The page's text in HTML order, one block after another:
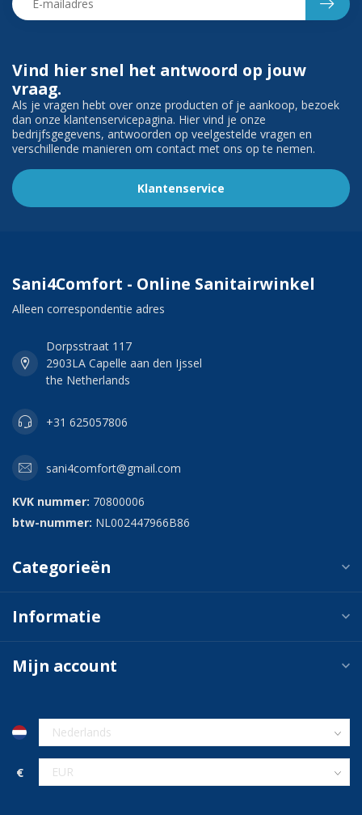
Vind hier snel het antwoord op jouw
vraag.
Als je vragen hebt over onze producten of je aankoop, bezoek
dan onze klantenservicepagina. Hier vind je onze
bedrijfsgegevens, antwoorden op veelgestelde vragen en
verschillende manieren om contact met ons op te nemen.
Klantenservice
Sani4Comfort - Online Sanitairwinkel
Alleen correspondentie adres
Dorpsstraat 117
2903LA Capelle aan den Ijssel
the Netherlands
+31 625057806
sani4comfort@gmail.com
KVK nummer: 70800006
btw-nummer: NL002447966B86
Categorieën
Informatie
Mijn account
€